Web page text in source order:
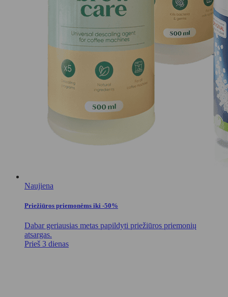
Naujiena
Priežiūros priemonėms iki -50%
Dabar geriausias metas papildyti priežiūros priemonių
atsargas.
Prieš 3 dienas